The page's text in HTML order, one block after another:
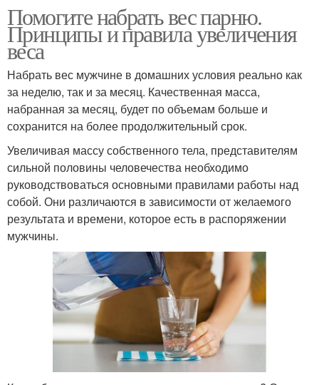
Помогите набрать вес парню.
Принципы и правила увеличения
веса
Набрать вес мужчине в домашних условия реально как
за неделю, так и за месяц. Качественная масса,
набранная за месяц, будет по объемам больше и
сохранится на более продолжительный срок.
Увеличивая массу собственного тела, представителям
сильной половины человечества необходимо
руководствоваться основными правилами работы над
собой. Они различаются в зависимости от желаемого
результата и времени, которое есть в распоряжении
мужчины.